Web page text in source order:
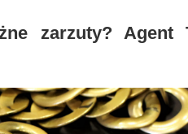
zarzuty? Agent